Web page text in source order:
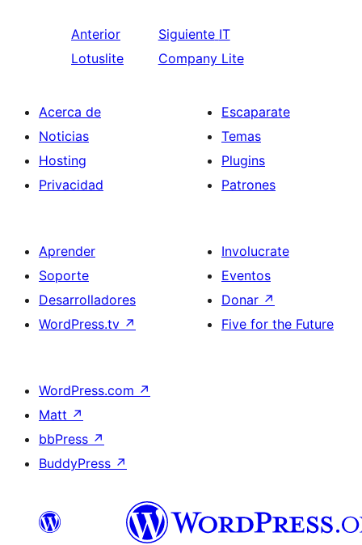
Anterior
Lotuslite
Siguiente IT
Company Lite
Acerca de
Noticias
Hosting
Privacidad
Escaparate
Temas
Plugins
Patrones
Aprender
Soporte
Desarrolladores
WordPress.tv ↗
Involucrate
Eventos
Donar ↗
Five for the Future
WordPress.com ↗
Matt ↗
bbPress ↗
BuddyPress ↗